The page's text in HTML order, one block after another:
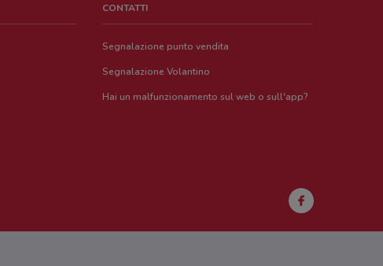
CONTATTI
Segnalazione punto vendita
Segnalazione Volantino
Hai un malfunzionamento sul web o sull'app?